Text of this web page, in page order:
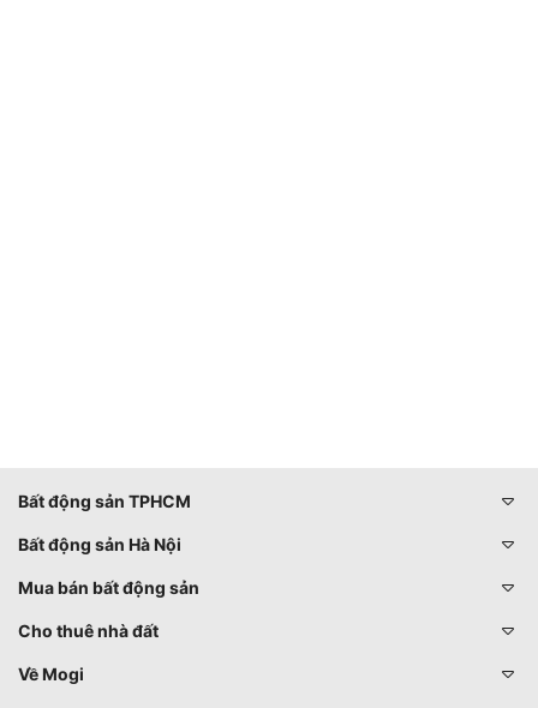
Bất động sản TPHCM
Bất động sản Hà Nội
Mua bán bất động sản
Cho thuê nhà đất
Về Mogi